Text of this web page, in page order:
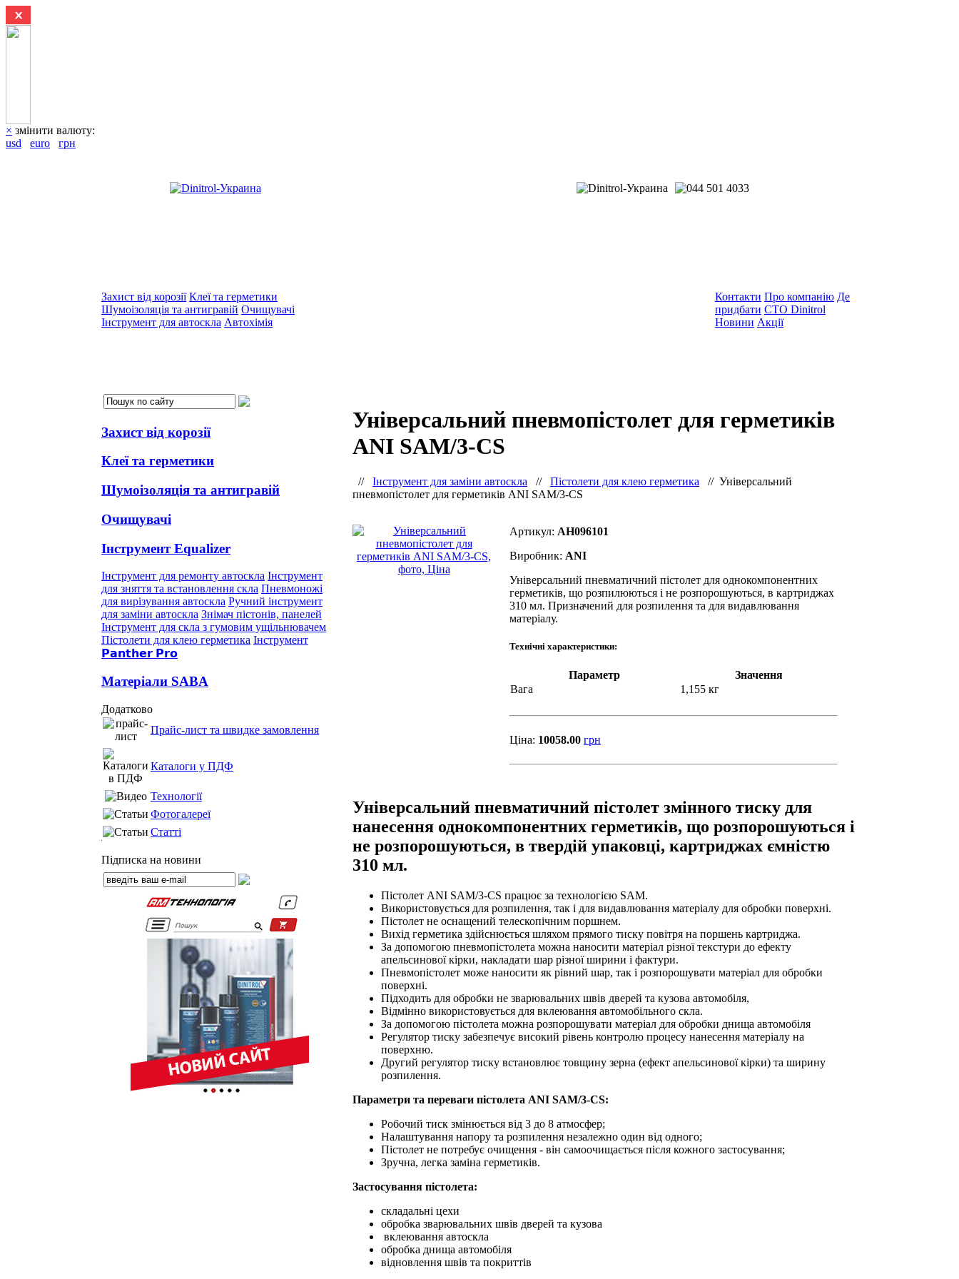
× змінити валюту:
usd
euro грн
Захист від корозії Клеї та герметики
Шумоізоляція та антигравій Очищувачі
Інструмент для автоскла Автохімія
Контакти Про компанію Де
придбати СТО Dinitrol
Новини Акції
Захист від корозії
Клеї та герметики
Шумоізоляція та антигравій
Очищувачі
Інструмент Equalizer
Інструмент для ремонту автоскла Інструмент
для зняття та встановлення скла Пневмоножі
для вирізування автоскла Ручний інструмент
для заміни автоскла Знімач пістонів, панелей
Інструмент для скла з гумовим ущільнювачем
Пістолети для клею герметика Інструмент
𝗣𝗮𝗻𝘁𝗵𝗲𝗿 𝗣𝗿𝗼
Матеріали SABA
Додатково
Прайс-лист та швидке замовлення
Каталоги у ПДФ
Технології
Фотогалереї
Статті
Підписка на новини
Універсальний пневмопістолет для герметиків
ANI SAM/3-CS
// Інструмент для заміни автоскла // Пістолети для клею герметика // Універсальний
пневмопістолет для герметиків ANI SAM/3-CS
Артикул: AH096101
Виробник: ANI
Універсальний пневматичний пістолет для однокомпонентних
герметиків, що розпилюються і не розпорошуються, в картриджах
310 мл. Призначений для розпилення та для видавлювання
матеріалу.
Технічні характеристики:
Параметр
Значення
Вага
1,155 кг
Ціна: 10058.00 грн
Універсальний пневматичний пістолет змінного тиску для
нанесення однокомпонентних герметиків, що розпорошуються і
не розпорошуються, в твердій упаковці, картриджах ємністю
310 мл.
Пістолет ANI SAM/3-CS працює за технологією SAM.
Використовується для розпилення, так і для видавлювання матеріалу для обробки поверхні.
Пістолет не оснащений телескопічним поршнем.
Вихід герметика здійснюється шляхом прямого тиску повітря на поршень картриджа.
За допомогою пневмопістолета можна наносити матеріал різної текстури до ефекту
апельсинової кірки, накладати шар різної ширини і фактури.
Пневмопістолет може наносити як рівний шар, так і розпорошувати матеріал для обробки
поверхні.
Підходить для обробки не зварювальних швів дверей та кузова автомобіля,
Відмінно використовується для вклеювання автомобільного скла.
За допомогою пістолета можна розпорошувати матеріал для обробки днища автомобіля
Регулятор тиску забезпечує високий рівень контролю процесу нанесення матеріалу на
поверхню.
Другий регулятор тиску встановлює товщину зерна (ефект апельсинової кірки) та ширину
розпилення.
Параметри та переваги пістолета ANI SAM/3-CS:
Робочий тиск змінюється від 3 до 8 атмосфер;
Налаштування напору та розпилення незалежно один від одного;
Пістолет не потребує очищення - він самоочищається після кожного застосування;
Зручна, легка заміна герметиків.
Застосування пістолета:
складальні цехи
обробка зварювальних швів дверей та кузова
вклеювання автоскла
обробка днища автомобіля
відновлення швів та покриттів